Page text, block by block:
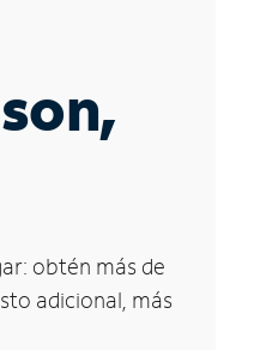
obtén más de
adicional, más